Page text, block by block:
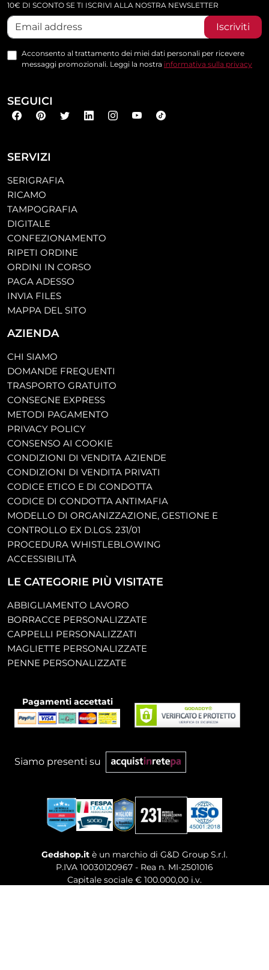
SERVIZI
SERIGRAFIA
RICAMO
TAMPOGRAFIA
DIGITALE
CONFEZIONAMENTO
RIPETI ORDINE
ORDINI IN CORSO
PAGA ADESSO
INVIA FILES
MAPPA DEL SITO
AZIENDA
CHI SIAMO
DOMANDE FREQUENTI
TRASPORTO GRATUITO
CONSEGNE EXPRESS
METODI PAGAMENTO
PRIVACY POLICY
CONSENSO AI COOKIE
CONDIZIONI DI VENDITA AZIENDE
CONDIZIONI DI VENDITA PRIVATI
CODICE ETICO E DI CONDOTTA
CODICE DI CONDOTTA ANTIMAFIA
MODELLO DI ORGANIZZAZIONE, GESTIONE E
CONTROLLO EX D.LGS. 231/01
PROCEDURA WHISTLEBLOWING
ACCESSIBILITÀ
LE CATEGORIE PIÙ VISITATE
ABBIGLIAMENTO LAVORO
BORRACCE PERSONALIZZATE
CAPPELLI PERSONALIZZATI
MAGLIETTE PERSONALIZZATE
PENNE PERSONALIZZATE
10€ DI SCONTO SE TI ISCRIVI ALLA NOSTRA NEWSLETTER
Iscriviti
Acconsento al trattamento dei miei dati personali per ricevere
messaggi promozionali. Leggi la nostra informativa sulla privacy
SEGUICI
Pagamenti accettati
Siamo presenti su
Gedshop.it è un marchio di G&D Group S.r.l.
P.IVA 10030120967 - Rea n. MI-2501016
Capitale sociale € 100.000,00 i.v.